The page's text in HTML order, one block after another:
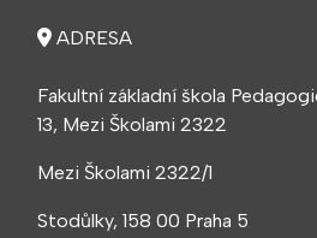
ADRESA
Fakultní základní škola
13, Mezi Školami 2322
Mezi Školami 2322/1
Stodůlky, 158 00 Praha 5